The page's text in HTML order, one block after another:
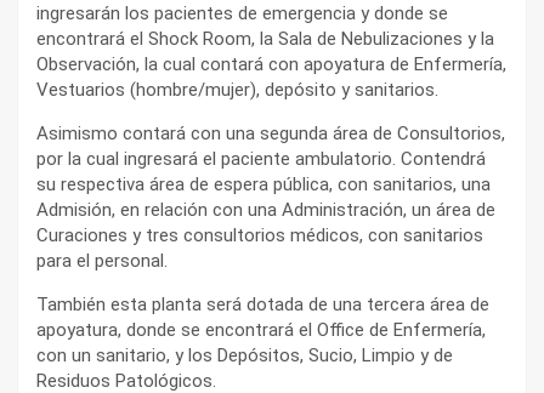
ingresarán los pacientes de emergencia y donde se
encontrará el Shock Room, la Sala de Nebulizaciones y la
Observación, la cual contará con apoyatura de Enfermería,
Vestuarios (hombre/mujer), depósito y sanitarios.
Asimismo contará con una segunda área de Consultorios,
por la cual ingresará el paciente ambulatorio. Contendrá
su respectiva área de espera pública, con sanitarios, una
Admisión, en relación con una Administración, un área de
Curaciones y tres consultorios médicos, con sanitarios
para el personal.
También esta planta será dotada de una tercera área de
apoyatura, donde se encontrará el Office de Enfermería,
con un sanitario, y los Depósitos, Sucio, Limpio y de
Residuos Patológicos.